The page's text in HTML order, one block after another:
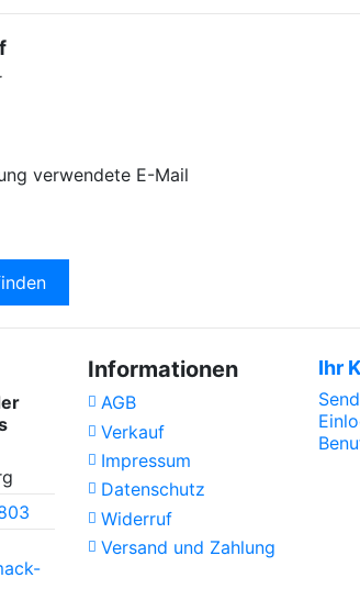
verwendete E-Mail
Informationen
AGB
Verkauf
Impressum
Datenschutz
Widerruf
Versand und Zahlung
Ihr